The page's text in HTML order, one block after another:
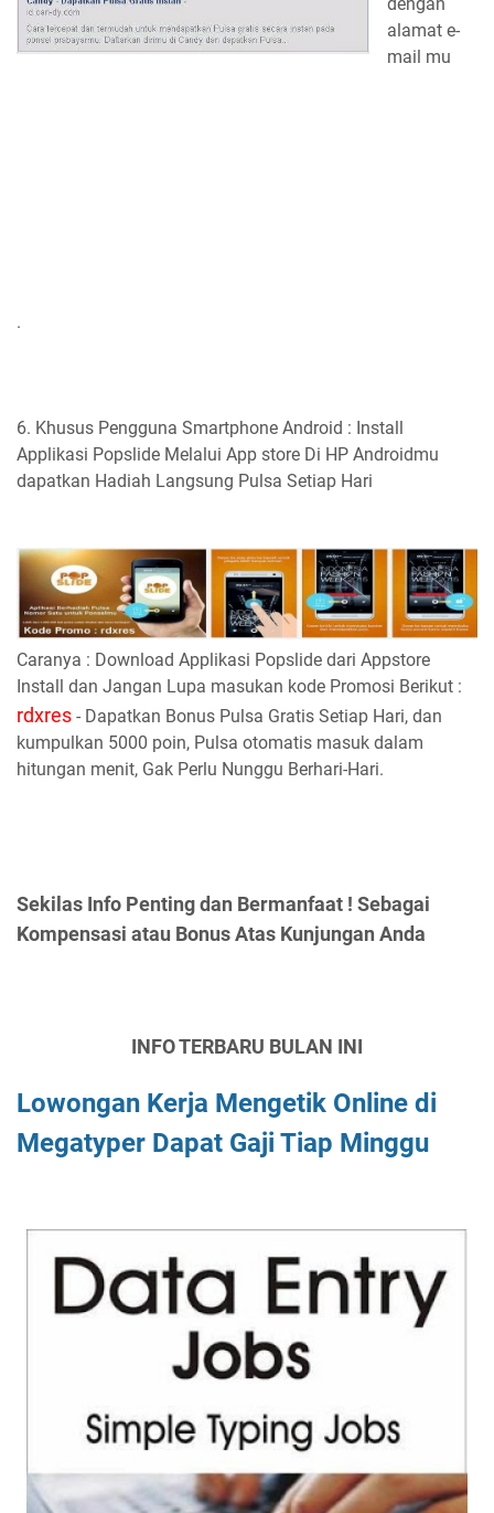
alamat e-
mail mu
.
6. Khusus Pengguna Smartphone Android : Install
Applikasi Popslide Melalui App store Di HP Androidmu
dapatkan Hadiah Langsung Pulsa Setiap Hari
Caranya : Download Applikasi Popslide dari Appstore
Install dan Jangan Lupa masukan kode Promosi Berikut :
rdxres - Dapatkan Bonus Pulsa Gratis Setiap Hari, dan
kumpulkan 5000 poin, Pulsa otomatis masuk dalam
hitungan menit, Gak Perlu Nunggu Berhari-Hari.
Sekilas Info Penting dan Bermanfaat ! Sebagai
Kompensasi atau Bonus Atas Kunjungan Anda
INFO TERBARU BULAN INI
Lowongan Kerja Mengetik Online di
Megatyper Dapat Gaji Tiap Minggu